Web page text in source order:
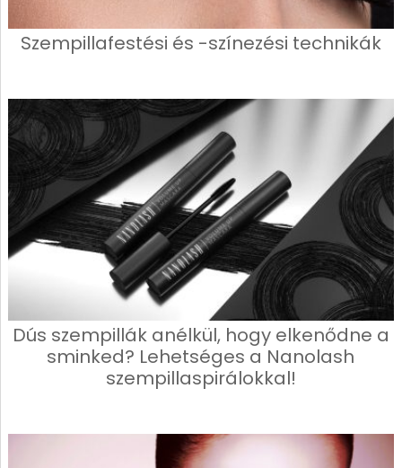
Szempillafestési és -színezési technikák
Dús szempillák anélkül, hogy elkenődne a
sminked? Lehetséges a Nanolash
szempillaspirálokkal!